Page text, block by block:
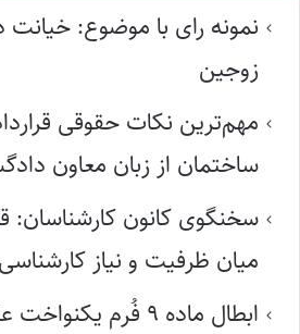
نمونه رای با موضوع: خیانت
زوجین
مهم‌ترین نکات حقوقی
ساختمان از زبان معاون
سخنگوی کانون کارشناسان:
میان ظرفیت و نیاز
ابطال ماده ۹ فُرم